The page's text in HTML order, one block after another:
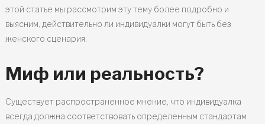
этой статье мы рассмотрим эту тему более подробно и
выясним, действительно ли индивидуалки могут быть без
женского сценария.
Миф или реальность?
Существует распространенное мнение, что индивидуалка
всегда должна соответствовать определенным стандартам